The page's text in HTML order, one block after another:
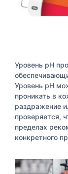
Уровень pH
Уровень pH
проникать в
раздражение
проверяется,
пределах
конкретного